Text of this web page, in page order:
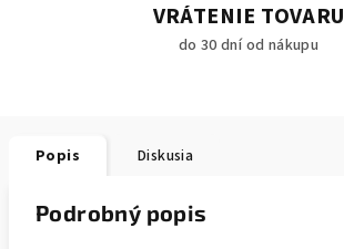
VRÁTENIE TOVARU
do 30 dní od nákupu
Popis Diskusia
Podrobný popis